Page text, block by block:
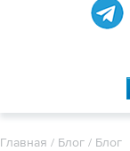
Главная / Блог / Блог